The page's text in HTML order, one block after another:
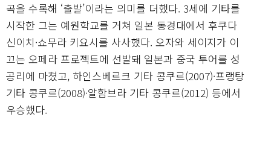
곡을 수록해 ‘출발’이라는 의미를 더했다. 3세에 기타를
시작한 그는 예원학교를 거쳐 일본 동경대에서 후쿠다
신이치·쇼무라 키요시를 사사했다. 오자와 세이지가 이
끄는 오페라 프로젝트에 선발돼 일본과 중국 투어를 성
공리에 마쳤고, 하인스베르크 기타 콩쿠르(2007)·프랭탕
기타 콩쿠르(2008)·알함브라 기타 콩쿠르(2012) 등에서
우승했다.